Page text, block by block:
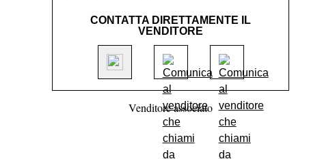
CONTATTA DIRETTAMENTE IL
VENDITORE
Venditore associato